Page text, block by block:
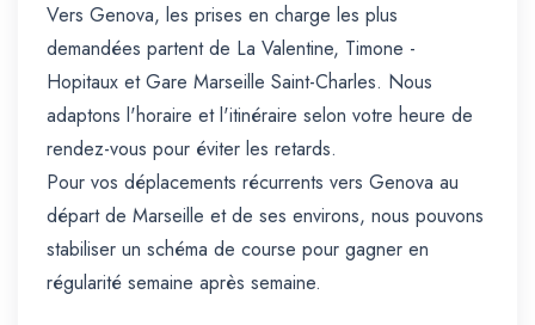
Vers Genova, les prises en charge les plus
demandées partent de La Valentine, Timone -
Hopitaux et Gare Marseille Saint-Charles. Nous
adaptons l'horaire et l'itinéraire selon votre heure de
rendez-vous pour éviter les retards.
Pour vos déplacements récurrents vers Genova au
départ de Marseille et de ses environs, nous pouvons
stabiliser un schéma de course pour gagner en
régularité semaine après semaine.